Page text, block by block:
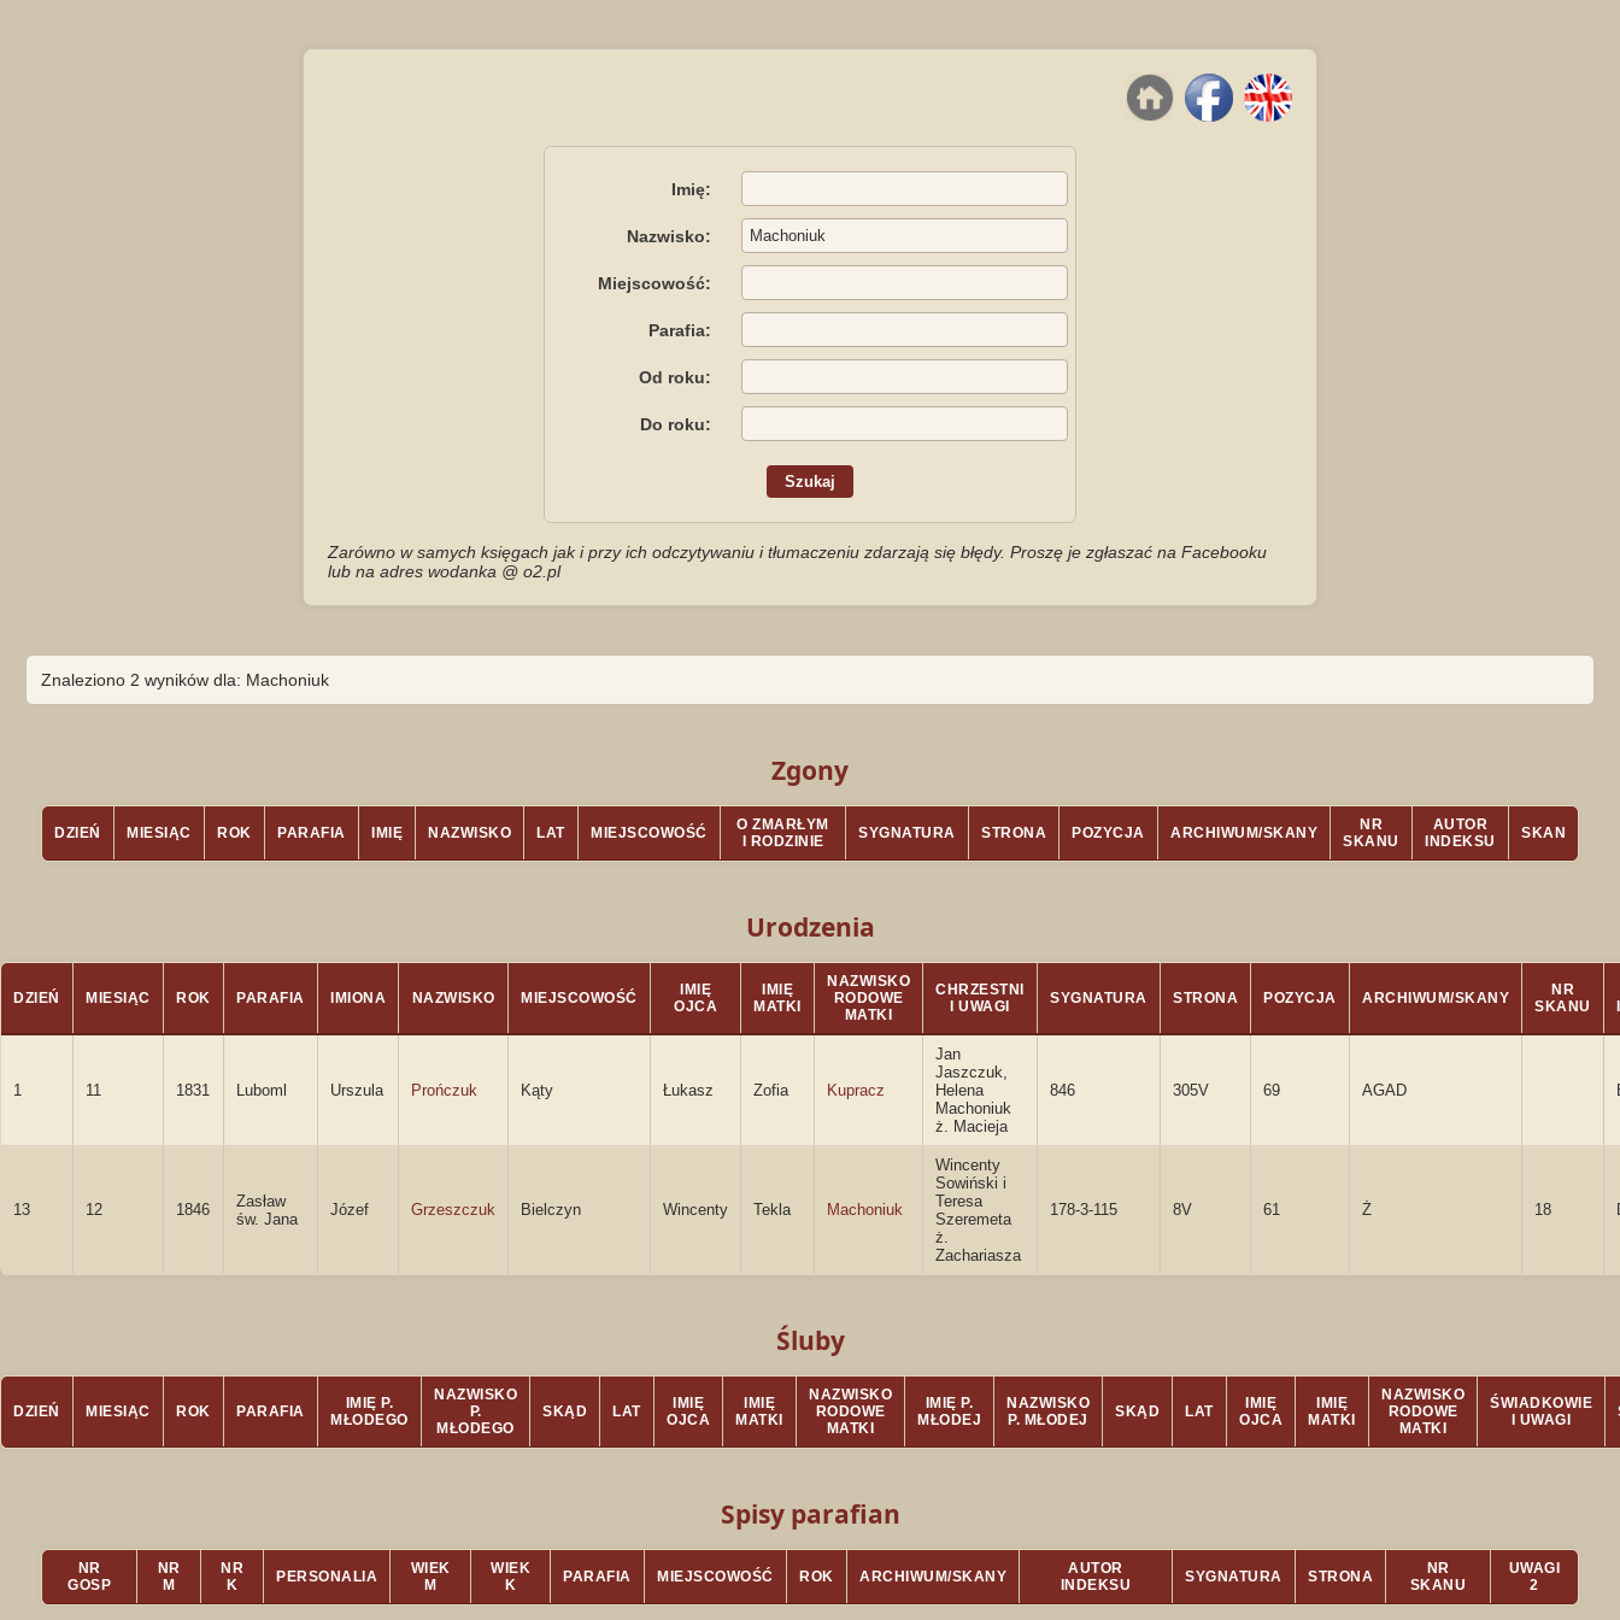
Imię:
Nazwisko:
Miejscowość:
Parafia:
Od roku:
Do roku:
Zarówno w samych księgach jak i przy ich odczytywaniu i tłumaczeniu zdarzają się błędy. Proszę je zgłaszać na Facebooku
lub na adres wodanka @ o2.pl
Znaleziono 2 wyników dla: Machoniuk
Zgony
DZIEŃ MIESIĄC ROK PARAFIA IMIĘ NAZWISKO LAT MIEJSCOWOŚĆ
O ZMARŁYM
I RODZINIE
SYGNATURA STRONA POZYCJA ARCHIWUM/SKANY
NR
SKANU
AUTOR
INDEKSU
SKAN
Urodzenia
DZIEŃ MIESIĄC ROK PARAFIA IMIONA NAZWISKO MIEJSCOWOŚĆ
IMIĘ
OJCA
IMIĘ
MATKI
NAZWISKO
RODOWE
MATKI
CHRZESTNI
I UWAGI
SYGNATURA STRONA POZYCJA ARCHIWUM/SKANY
NR
SKANU
1 11 1831 Luboml Urszula Prończuk Kąty Łukasz Zofia Kupracz
Jan
Jaszczuk,
Helena
Machoniuk
ż. Macieja
846 305V 69 AGAD
13 12 1846
Zasław
św. Jana
Józef Grzeszczuk Bielczyn Wincenty Tekla Machoniuk
Wincenty
Sowiński i
Teresa
Szeremeta
ż.
Zachariasza
178-3-115 8V 61 Ż 18
Śluby
DZIEŃ MIESIĄC ROK PARAFIA
IMIĘ P.
MŁODEGO
NAZWISKO
P.
MŁODEGO
SKĄD LAT
IMIĘ
OJCA
IMIĘ
MATKI
NAZWISKO
RODOWE
MATKI
IMIĘ P.
MŁODEJ
NAZWISKO
P. MŁODEJ
SKĄD LAT
IMIĘ
OJCA
IMIĘ
MATKI
NAZWISKO
RODOWE
MATKI
ŚWIADKOWIE
I UWAGI
Spisy parafian
NR
GOSP
NR
M
NR
K
PERSONALIA
WIEK
M
WIEK
K
PARAFIA MIEJSCOWOŚĆ ROK ARCHIWUM/SKANY
AUTOR
INDEKSU
SYGNATURA STRONA
NR
SKANU
UWAGI
2